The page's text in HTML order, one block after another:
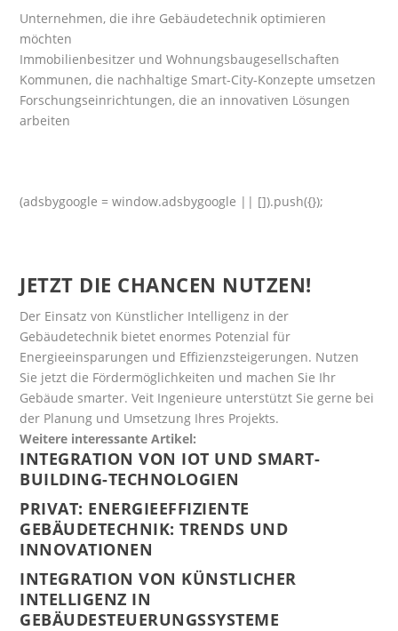
Unternehmen, die ihre Gebäudetechnik optimieren
möchten
Immobilienbesitzer und Wohnungsbaugesellschaften
Kommunen, die nachhaltige Smart-City-Konzepte umsetzen
Forschungseinrichtungen, die an innovativen Lösungen
arbeiten
(adsbygoogle = window.adsbygoogle || []).push({});
JETZT DIE CHANCEN NUTZEN!
Der Einsatz von Künstlicher Intelligenz in der
Gebäudetechnik bietet enormes Potenzial für
Energieeinsparungen und Effizienzsteigerungen. Nutzen
Sie jetzt die Fördermöglichkeiten und machen Sie Ihr
Gebäude smarter. Veit Ingenieure unterstützt Sie gerne bei
der Planung und Umsetzung Ihres Projekts.
Weitere interessante Artikel:
INTEGRATION VON IOT UND SMART-
BUILDING-TECHNOLOGIEN
PRIVAT: ENERGIEEFFIZIENTE
GEBÄUDETECHNIK: TRENDS UND
INNOVATIONEN
INTEGRATION VON KÜNSTLICHER
INTELLIGENZ IN
GEBÄUDESTEUERUNGSSYSTEME